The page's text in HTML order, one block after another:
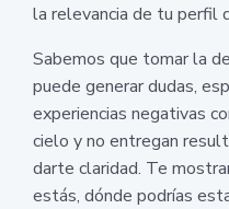
la relevancia de tu perfil
Sabemos que tomar la
puede generar dudas,
experiencias negativas
cielo y no entregan
darte claridad. Te
estás, dónde podrías